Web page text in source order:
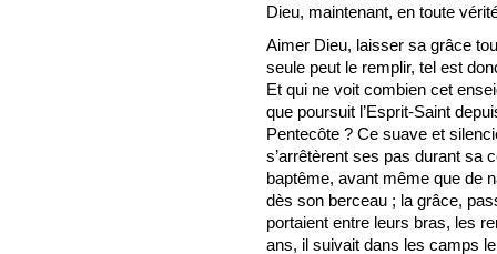
Dieu, maintenant, en toute
Aimer Dieu, laisser sa grâce
seule peut le remplir, tel est
Et qui ne voit combien cet
que poursuit l’Esprit-Saint
Pentecôte ? Ce suave et
s’arrêtèrent ses pas durant sa
baptême, avant même que de
dès son berceau ; la grâce,
portaient entre leurs bras, les
ans, il suivait dans les camps